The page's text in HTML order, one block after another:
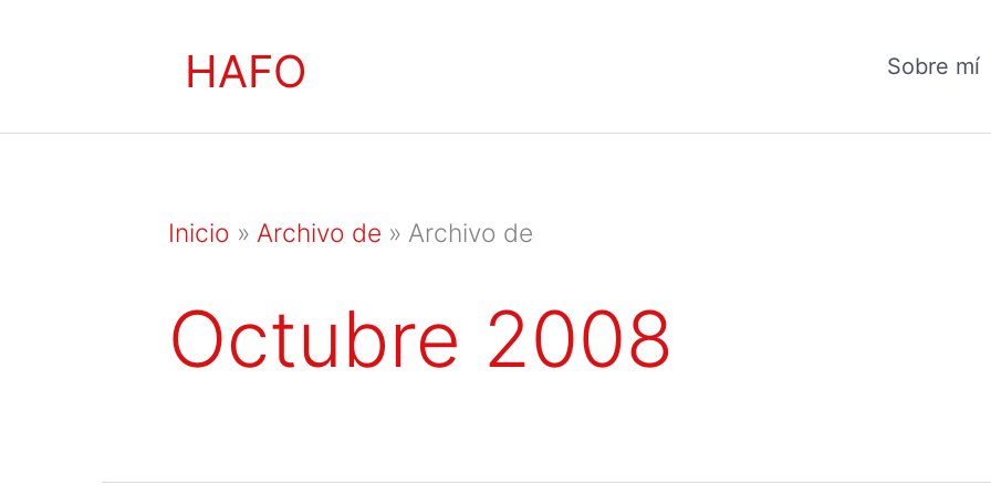
HAFO Sobre mí
Inicio » Archivo de » Archivo de
Octubre 2008